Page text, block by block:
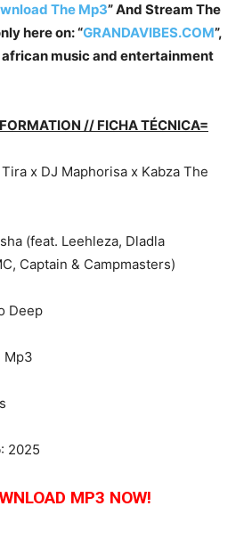
The Mp3”And Stream The
here on: “GRANDAVIBES.COM”,
music and entertainment
// FICHA TÉCNICA=
Tira x DJ Maphorisa x Kabza The
(feat. Leehleza, Dladla
Captain & Campmasters)
Deep
Mp3
: 2025
MP3 NOW!